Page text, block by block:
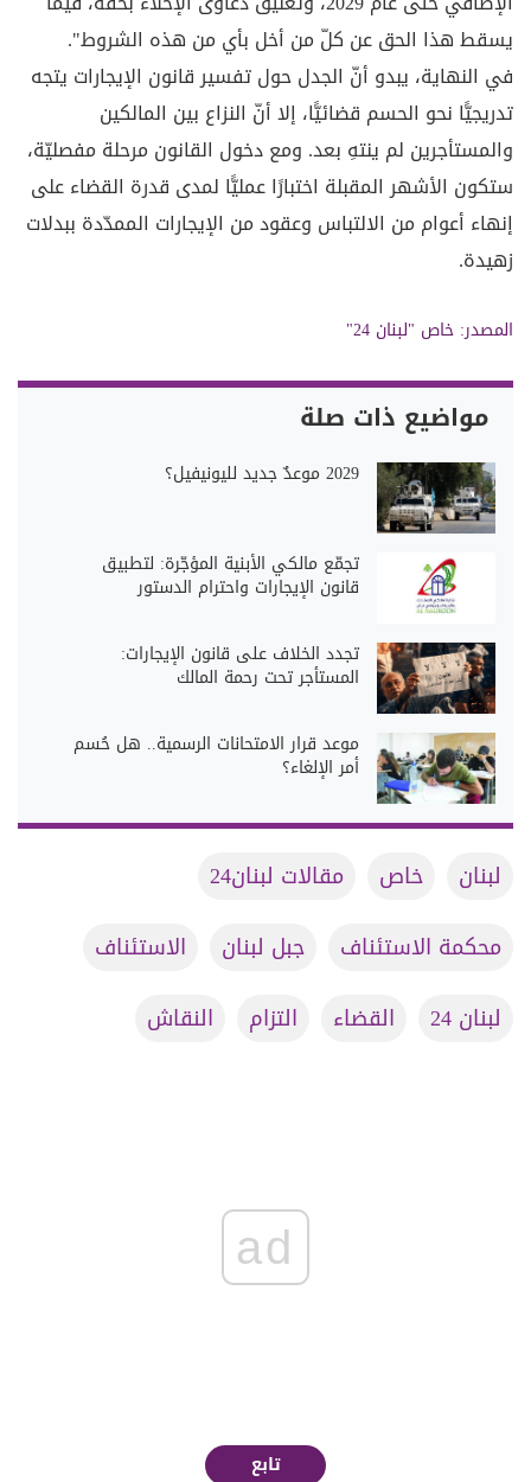
يسقط هذا الحق عن كلّ من أخل بأي من هذه الشروط".
في النهاية، يبدو أنّ الجدل حول تفسير قانون الإيجارات يتجه
تدريجيًّا نحو الحسم قضائيًّا، إلا أنّ النزاع بين المالكين
والمستأجرين لم ينتهِ بعد. ومع دخول القانون مرحلة مفصليّة،
ستكون الأشهر المقبلة اختبارًا عمليًّا لمدى قدرة القضاء على
إنهاء أعوام من الالتباس وعقود من الإيجارات الممدّدة ببدلات
زهيدة.
المصدر: خاص "لبنان 24"
مواضيع ذات صلة
2029 موعدٌ جديد لليونيفيل؟
تجمّع مالكي الأبنية المؤجّرة: لتطبيق
قانون الإيجارات واحترام الدستور
تجدد الخلاف على قانون الإيجارات:
المستأجر تحت رحمة المالك
موعد قرار الامتحانات الرسمية.. هل حُسم
أمر الإلغاء؟
لبنان خاص
مقالات لبنان24
محكمة الاستئناف
جبل لبنان
الاستئناف
لبنان 24
القضاء التزام النقاش
ad
تابع